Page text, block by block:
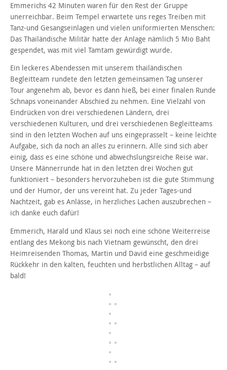
Emmerichs 42 Minuten waren für den Rest der Gruppe
unerreichbar. Beim Tempel erwartete uns reges Treiben mit
Tanz-und Gesangseinlagen und vielen uniformierten Menschen:
Das Thailändische Militär hatte der Anlage nämlich 5 Mio Baht
gespendet, was mit viel Tamtam gewürdigt wurde.
Ein leckeres Abendessen mit unserem thailändischen
Begleitteam rundete den letzten gemeinsamen Tag unserer
Tour angenehm ab, bevor es dann hieß, bei einer finalen Runde
Schnaps voneinander Abschied zu nehmen. Eine Vielzahl von
Eindrücken von drei verschiedenen Ländern, drei
verschiedenen Kulturen, und drei verschiedenen Begleitteams
sind in den letzten Wochen auf uns eingeprasselt – keine leichte
Aufgabe, sich da noch an alles zu erinnern. Alle sind sich aber
einig, dass es eine schöne und abwechslungsreiche Reise war.
Unsere Männerrunde hat in den letzten drei Wochen gut
funktioniert – besonders hervorzuheben ist die gute Stimmung
und der Humor, der uns vereint hat. Zu jeder Tages-und
Nachtzeit, gab es Anlässe, in herzliches Lachen auszubrechen –
ich danke euch dafür!
Emmerich, Harald und Klaus sei noch eine schöne Weiterreise
entlang des Mekong bis nach Vietnam gewünscht, den drei
Heimreisenden Thomas, Martin und David eine geschmeidige
Rückkehr in den kalten, feuchten und herbstlichen Alltag – auf
bald!